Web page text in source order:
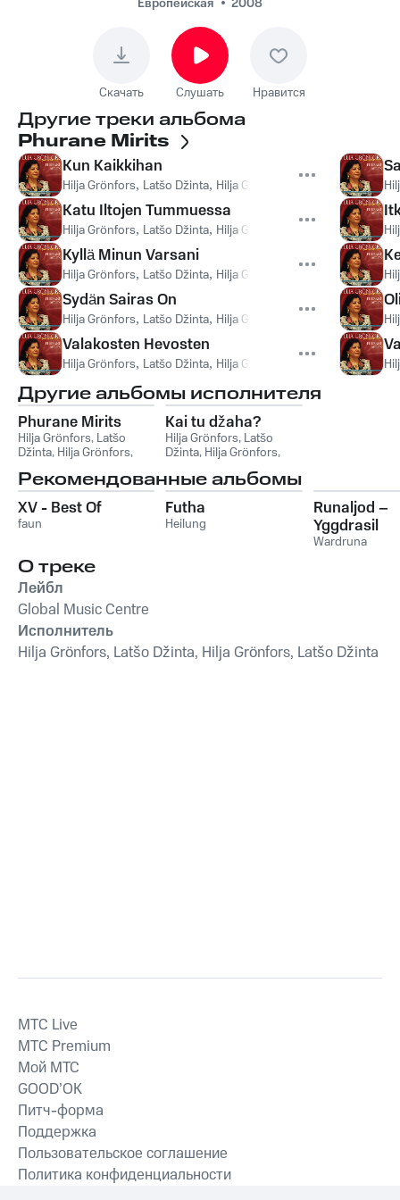
Европейская
2008
Скачать Слушать Нравится
Другие треки альбома
Phurane Mirits
Kun Kaikkihan
Hilja Grönfors, Latšo Džinta, Hilja Grönfors, Latšo Džinta
Katu Iltojen Tummuessa
Hilja Grönfors, Latšo Džinta, Hilja Grönfors, Latšo Džinta
Kyllä Minun Varsani
Hilja Grönfors, Latšo Džinta, Hilja Grönfors, Latšo Džinta
Sydän Sairas On
Hilja Grönfors, Latšo Džinta, Hilja Grönfors, Latšo Džinta
Valakosten Hevosten
Hilja Grönfors, Latšo Džinta, Hilja Grönfors, Latšo Džinta
Другие альбомы исполнителя
Phurane Mirits
Hilja Grönfors, Latšo
Džinta, Hilja Grönfors,
Kai tu džaha?
Hilja Grönfors, Latšo
Džinta, Hilja Grönfors,
Рекомендованные альбомы
XV - Best Of
faun
Futha
Heilung
Runaljod –
Yggdrasil
Wardruna
О треке
Лейбл
Global Music Centre
Исполнитель
Hilja Grönfors, Latšo Džinta, Hilja Grönfors, Latšo Džinta
MTС Live
MTС Premium
Мой МТС
GOOD’OK
Питч-форма
Поддержка
Пользовательское соглашение
Политика конфиденциальности